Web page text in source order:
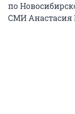
по
СМИ Анастасия